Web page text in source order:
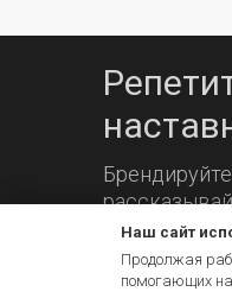
Наш сайт
Продолжая
помогающих